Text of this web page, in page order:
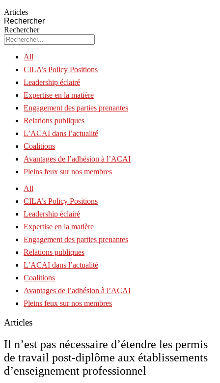
Articles
Rechercher
Rechercher
All
CILA’s Policy Positions
Leadership éclairé
Expertise en la matière
Engagement des parties prenantes
Relations publiques
L’ACAI dans l’actualité
Coalitions
Avantages de l’adhésion à l’ACAI
Pleins feux sur nos membres
All
CILA’s Policy Positions
Leadership éclairé
Expertise en la matière
Engagement des parties prenantes
Relations publiques
L’ACAI dans l’actualité
Coalitions
Avantages de l’adhésion à l’ACAI
Pleins feux sur nos membres
Articles
Il n’est pas nécessaire d’étendre les permis
de travail post-diplôme aux établissements
d’enseignement professionnel